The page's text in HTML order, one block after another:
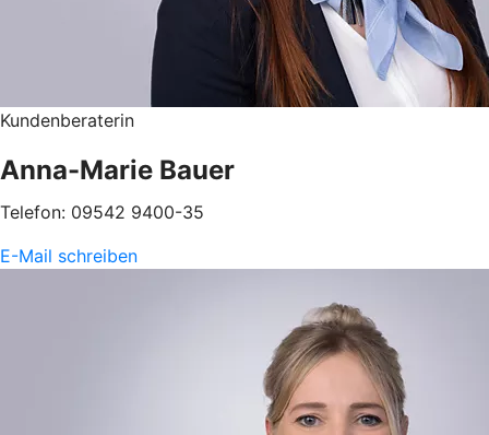
Kundenberaterin
Anna-Marie Bauer
Telefon: 09542 9400-35
E-Mail schreiben